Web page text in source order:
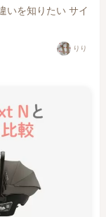
いを知りたい サイ
りり